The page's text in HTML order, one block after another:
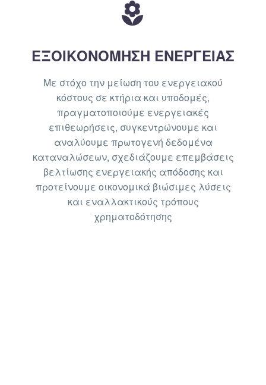


ΕΞΟΙΚΟΝΟΜΗΣΗ ΕΝΕΡΓΕΙΑΣ
Με στόχο την μείωση του ενεργειακού
κόστους σε κτήρια και υποδομές,
πραγματοποιούμε ενεργειακές
επιθεωρήσεις, συγκεντρώνουμε και
αναλύουμε πρωτογενή δεδομένα
καταναλώσεων, σχεδιάζουμε επεμβάσεις
βελτίωσης ενεργειακής απόδοσης και
προτείνουμε οικονομικά βιώσιμες λύσεις
και εναλλακτικούς τρόπους
χρηματοδότησης